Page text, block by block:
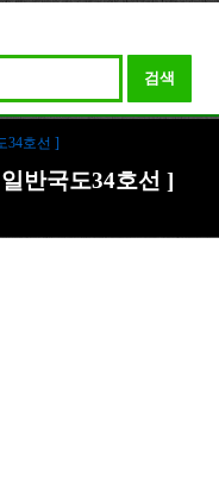
검색
34호선 ]
반국도34호선 ]